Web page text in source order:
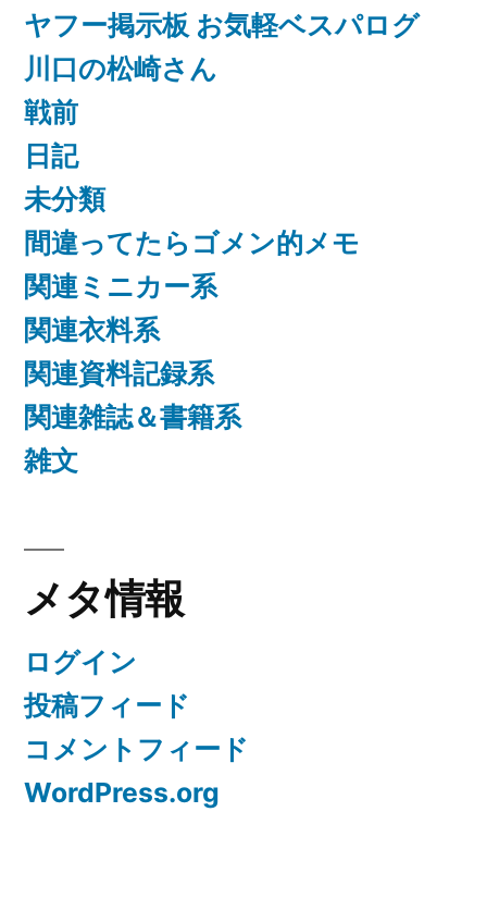
ヤフー掲示板 お気軽ベスパログ
川口の松崎さん
戦前
日記
未分類
間違ってたらゴメン的メモ
関連ミニカー系
関連衣料系
関連資料記録系
関連雑誌＆書籍系
雑文
メタ情報
ログイン
投稿フィード
コメントフィード
WordPress.org